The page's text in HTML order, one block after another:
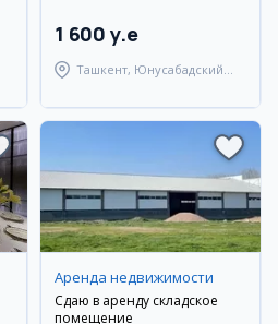
1 600 y.e
Ташкент, Юнусабадский
Аренда недвижимости
Сдаю в аренду складское
помещение